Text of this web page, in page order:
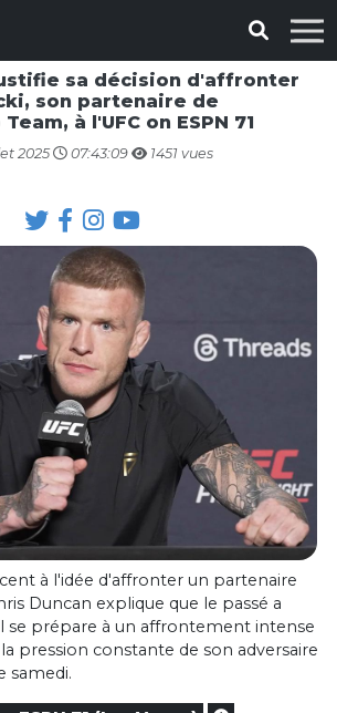
sa décision d'affronter
son partenaire de
à l'UFC on ESPN 71
2025 07:43:09
1451 vues
à l'idée d'affronter un partenaire
Duncan explique que le passé a
se prépare à un affrontement intense
pression constante de son adversaire
samedi.